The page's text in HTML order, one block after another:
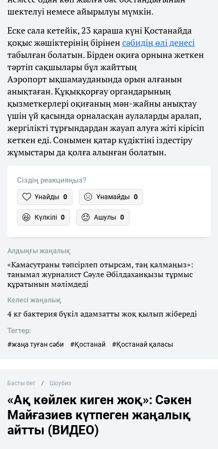
шектелуі немесе айырылуы мүмкін.
Еске сала кетейік, 23 қараша күні Қостанайда
қоқыс жәшіктерінің біріненсәбидің өлі денесі
табылған болатын. Бірден оқиға орнына жеткен
тәртіп сақшылары бұл жайттың
Аэропорт ықшамауданында орын алғанын
анықтаған. Құқыққорғау органдарының
қызметкерлері оқиғаның мән-жайны анықтау
үшін үй қасында орналасқан аулаларды аралап,
жергілікті тұрғындардан жауап алуға жіті кірісіп
кеткен еді. Сонымен қатар күдіктіні іздестіру
жұмыстары да қолға алынған болатын.
Сіздің реакцияңыз?
Ұнайды 0 Ұнамайды 0
Күлкілі 0 Ашулы 0
Алдыңғы жаңалық
«Камасутраны тәпсірлеп отырсам, таң қалмаңыз»:
танымал журналист Сәуле Әбілдаханқызы тұрмыс
құратынын мәлімдеді
Келесі жаңалық
4 кг бактерия бүкіл адамзатты жоқ қылып жібереді
Тегтер:
#жаңа туған сәби #Қостанай #Қостанай қаласы
Басты бет Шоубиз
«Ақ көйлек киген жоқ»: Сәкен
Майғазиев күтпеген жаңалық
айтты (ВИДЕО)